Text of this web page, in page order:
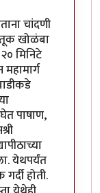
byराजेंद्र
चांदणी
खोळंबा
मिनिटे
पाषाण,
येथपर्यंत
होती.